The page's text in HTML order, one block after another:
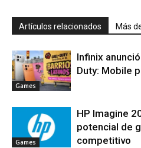
Artículos relacionados Más
Games
Infinix
Duty: Mobile
Games
HP Imagine
potencial de
competitivo